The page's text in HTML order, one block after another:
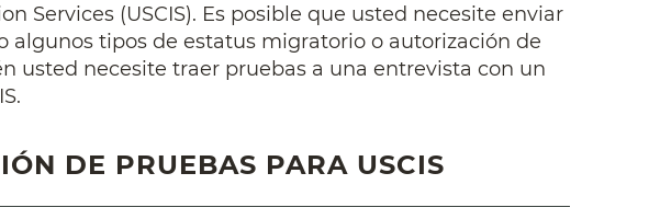
Services (USCIS). Es posible que usted necesite enviar
algunos tipos de estatus migratorio o autorización de
usted necesite traer pruebas a una entrevista con un
DE PRUEBAS PARA USCIS